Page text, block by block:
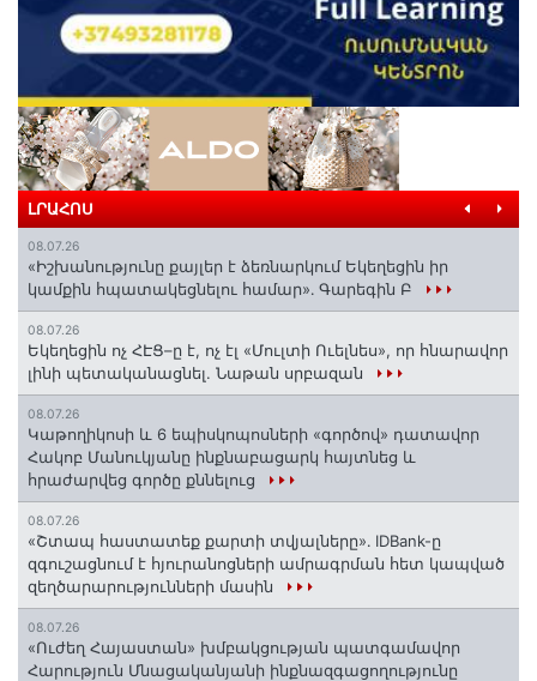
ԼՐԱՀՈՍ
08.07.26
«Իշխանությունը քայլեր է ձեռնարկում Եկեղեցին իր
կամքին հպատակեցնելու համար»․ Գարեգին Բ
08.07.26
Եկեղեցին ոչ ՀԷՑ–ը է, ոչ էլ «Մուլտի Ուելնես», որ հնարավոր
լինի պետականացնել. Նաթան սրբազան
08.07.26
️Կաթողիկոսի և 6 եպիսկոպոսների «գործով» դատավոր
Հակոբ Մանուկյանը ինքնաբացարկ հայտնեց և
հրաժարվեց գործը քննելուց
08.07.26
«Շտապ հաստատեք քարտի տվյալները»․ IDBank-ը
զգուշացնում է հյուրանոցների ամրագրման հետ կապված
զեղծարարությունների մասին
08.07.26
«Ուժեղ Հայաստան» խմբակցության պատգամավոր
Հարություն Մնացականյանի ինքնազգացողությունը